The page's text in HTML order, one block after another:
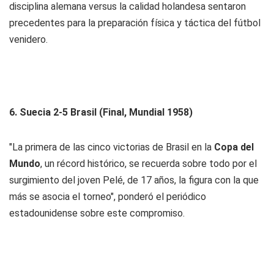
disciplina alemana versus la calidad holandesa sentaron
precedentes para la preparación física y táctica del fútbol
venidero.
6. Suecia 2-5 Brasil (Final, Mundial 1958)
"La primera de las cinco victorias de Brasil en la Copa del
Mundo, un récord histórico, se recuerda sobre todo por el
surgimiento del joven Pelé, de 17 años, la figura con la que
más se asocia el torneo", ponderó el periódico
estadounidense sobre este compromiso.